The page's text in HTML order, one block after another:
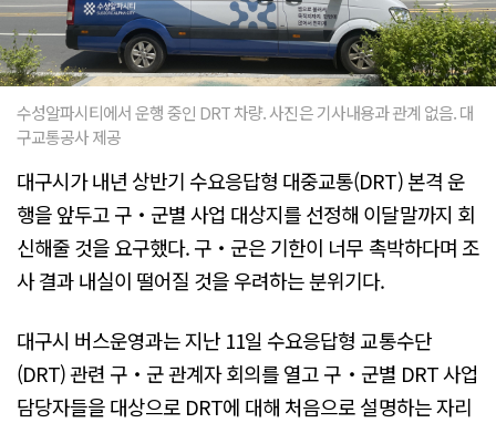
수성알파시티에서 운행 중인 DRT 차량. 사진은 기사내용과 관계 없음. 대
구교통공사 제공
대구시가 내년 상반기 수요응답형 대중교통(DRT) 본격 운
행을 앞두고 구‧군별 사업 대상지를 선정해 이달말까지 회
신해줄 것을 요구했다. 구‧군은 기한이 너무 촉박하다며 조
사 결과 내실이 떨어질 것을 우려하는 분위기다.
대구시 버스운영과는 지난 11일 수요응답형 교통수단
(DRT) 관련 구‧군 관계자 회의를 열고 구‧군별 DRT 사업
담당자들을 대상으로 DRT에 대해 처음으로 설명하는 자리